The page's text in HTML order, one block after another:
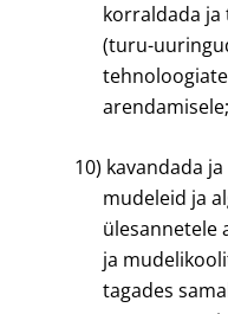
korraldada ja
(turu-
arendamisele;
10) kavandada
mudeleid ja
ülesannetele
ja
tagades